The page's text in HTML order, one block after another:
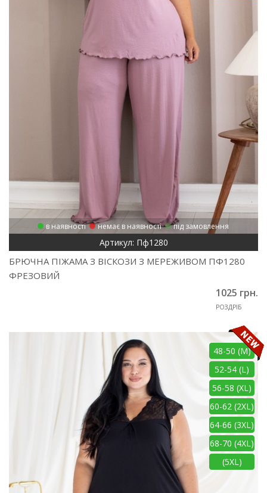
в наявності немає в наявності під замовлення
Артикул: Пф1280
БРЮЧНА ПІЖАМА З ВІСКОЗИ З МЕРЕЖИВОМ ПФ1280
ФРЕЗОВИЙ
1025 грн.
РОЗДРІБ
48-50 (M)
52-54 (L)
56-58 (XL)
60-62 (2XL)
64-66 (3XL)
68-70 (4XL)
(5XL)